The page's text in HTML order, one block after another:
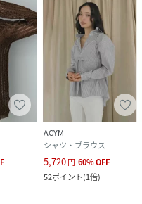
像をご参照ください。
ページにて現在の価格情
ください。
ACYM
シャツ・ブラウス
5,720円 60%OFF
52ポイント(1倍)